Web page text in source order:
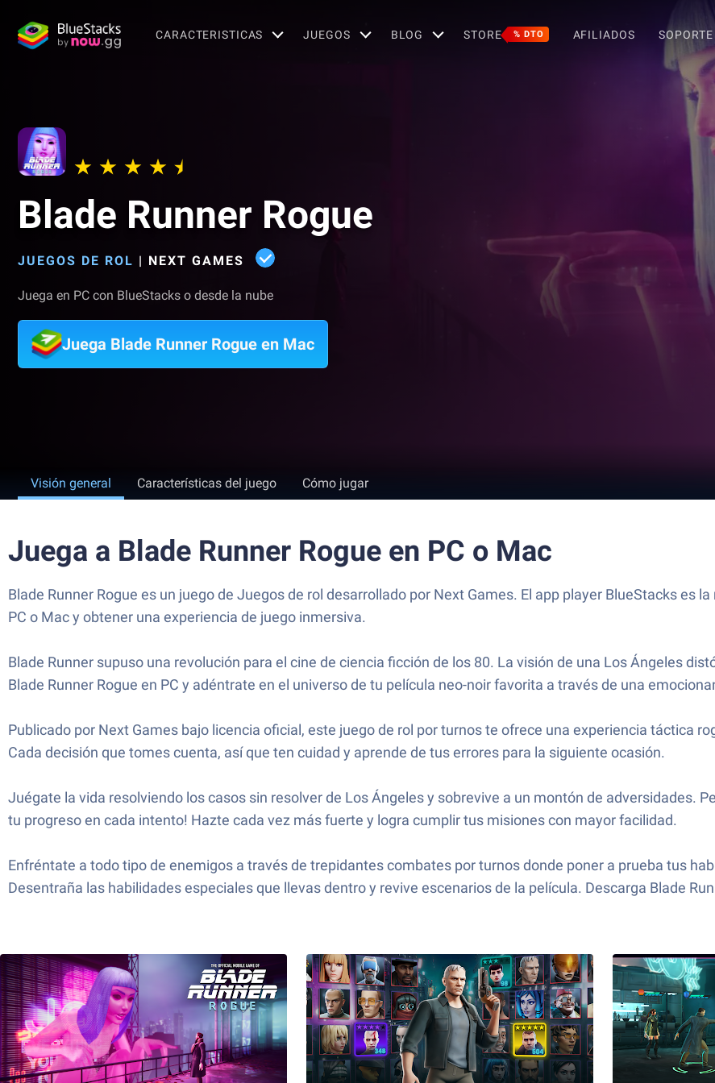
CARACTERISTICAS JUEGOS BLOG STORE % DTO AFILIADOS SOPORTE
Blade Runner Rogue
JUEGOS DE ROL | NEXT GAMES
Juega en PC con BlueStacks o desde la nube
Juega Blade Runner Rogue en Mac
Visión general Características del juego Cómo jugar
Juega a Blade Runner Rogue en PC o Mac
Blade Runner Rogue es un juego de Juegos de rol desarrollado por Next Games. El app player BlueStacks es
PC o Mac y obtener una experiencia de juego inmersiva.
Blade Runner supuso una revolución para el cine de ciencia ficción de los 80. La visión de una Los Ángeles
Blade Runner Rogue en PC y adéntrate en el universo de tu película neo-noir favorita a través de una
Publicado por Next Games bajo licencia oficial, este juego de rol por turnos te ofrece una experiencia táctica
Cada decisión que tomes cuenta, así que ten cuidad y aprende de tus errores para la siguiente ocasión.
Juégate la vida resolviendo los casos sin resolver de Los Ángeles y sobrevive a un montón de adversidades.
tu progreso en cada intento! Hazte cada vez más fuerte y logra cumplir tus misiones con mayor facilidad.
Enfréntate a todo tipo de enemigos a través de trepidantes combates por turnos donde poner a prueba tus
Desentraña las habilidades especiales que llevas dentro y revive escenarios de la película. Descarga Blade